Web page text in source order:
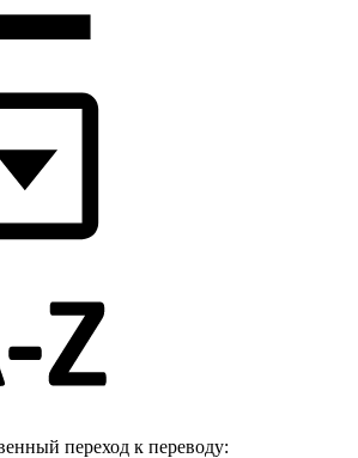
переход к переводу: